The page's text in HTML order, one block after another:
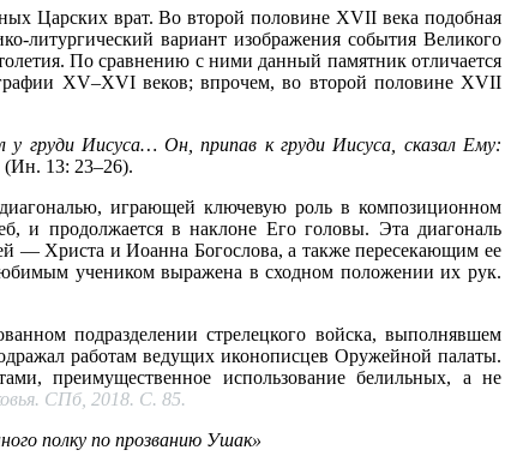
Царских врат. Во второй половине XVII века подобная
литургический вариант изображения события Великого
По сравнению с ними данный памятник отличается
XV–XVI веков; впрочем, во второй половине XVII
груди Иисуса… Он, припав к груди Иисуса, сказал Ему:
(Ин. 13: 23–26).
играющей ключевую роль в композиционном
и продолжается в наклоне Его головы. Эта диагональ
— Христа и Иоанна Богослова, а также пересекающим ее
учеником выражена в сходном положении их рук.
подразделении стрелецкого войска, выполнявшем
работам ведущих иконописцев Оружейной палаты.
преимущественное использование белильных, а не
СПб, 2018. С. 85.
полку по прозванию Ушак»